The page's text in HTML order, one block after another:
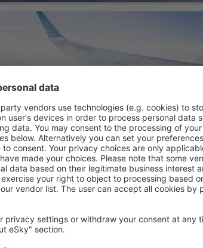
Sylter Blaumuschel
Ost, 07 srpna 2026, 2 noci
SYLT